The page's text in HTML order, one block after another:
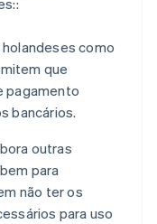
como
que
pagamento
bancários.
outras
para
não ter os
para uso